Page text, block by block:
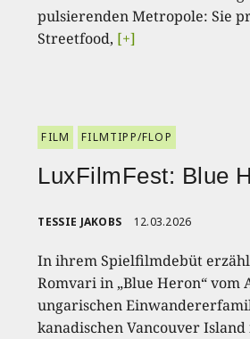
pulsierenden Metropole: Sie
Streetfood, [+]
FILM FILMTIPP/FLOP
LuxFilmFest: Blue
TESSIE JAKOBS 12.03.2026
In ihrem Spielfilmdebüt
Romvari in „Blue Heron“ vom
ungarischen
kanadischen Vancouver